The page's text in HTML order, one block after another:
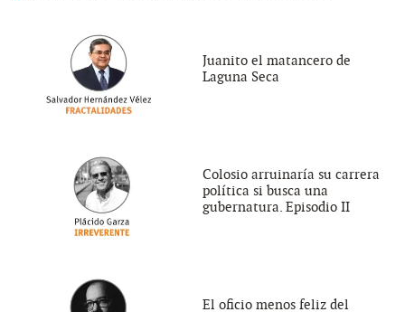
Juanito el matancero de
Laguna Seca
Colosio arruinaría su carrera
política si busca una
gubernatura. Episodio II
El oficio menos feliz del